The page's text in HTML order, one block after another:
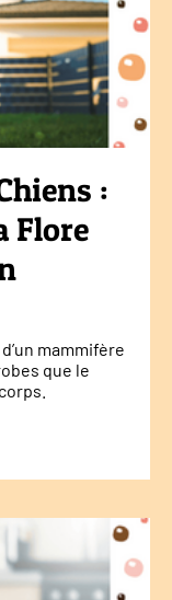
:
Flore
mammifère
que le